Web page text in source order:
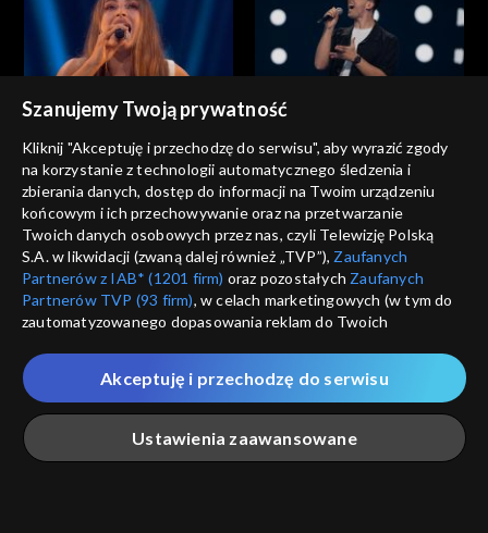
września 2025
września 2025
The Voice of Poland
zrozumiesz”; „The Voice of
Poland”, Przesłuchania w
ciemno, 27 września 2025
The Voice of Poland
miło”; „The Voice of Poland”,
Przesłuchania w ciemno, 27
września 2025
The Voice of Poland
Kornelia Markuszewska –
of Poland”, Przesłuchania w
ciemno, 27 września 2025
The Voice of Poland
Janek Słowiński – „Sittin’ on
Voice of Poland”,
Przesłuchania w ciemno, 27
września 2025
Szanujemy Twoją prywatność
Kliknij "Akceptuję i przechodzę do serwisu", aby wyrazić zgody
na korzystanie z technologii automatycznego śledzenia i
zbierania danych, dostęp do informacji na Twoim urządzeniu
końcowym i ich przechowywanie oraz na przetwarzanie
Twoich danych osobowych przez nas, czyli Telewizję Polską
S.A. w likwidacji (zwaną dalej również „TVP”), Zaufanych
Partnerów z IAB* (1201 firm) oraz pozostałych Zaufanych
Partnerów TVP (93 firm), w celach marketingowych (w tym do
zautomatyzowanego dopasowania reklam do Twoich
które wskazujemy poniżej, a także zgody na udostępnianie
przez nas identyfikatora PPID do Google.
Twoje dane osobowe zbierane podczas odwiedzania przez
Ciebie naszych
poszczególnych serwisówzwanych dalej
„Portalem”, w tym informacje zapisywane za pomocą
Ustawienia zaawansowane
Akceptuję i przechodzę do serwisu